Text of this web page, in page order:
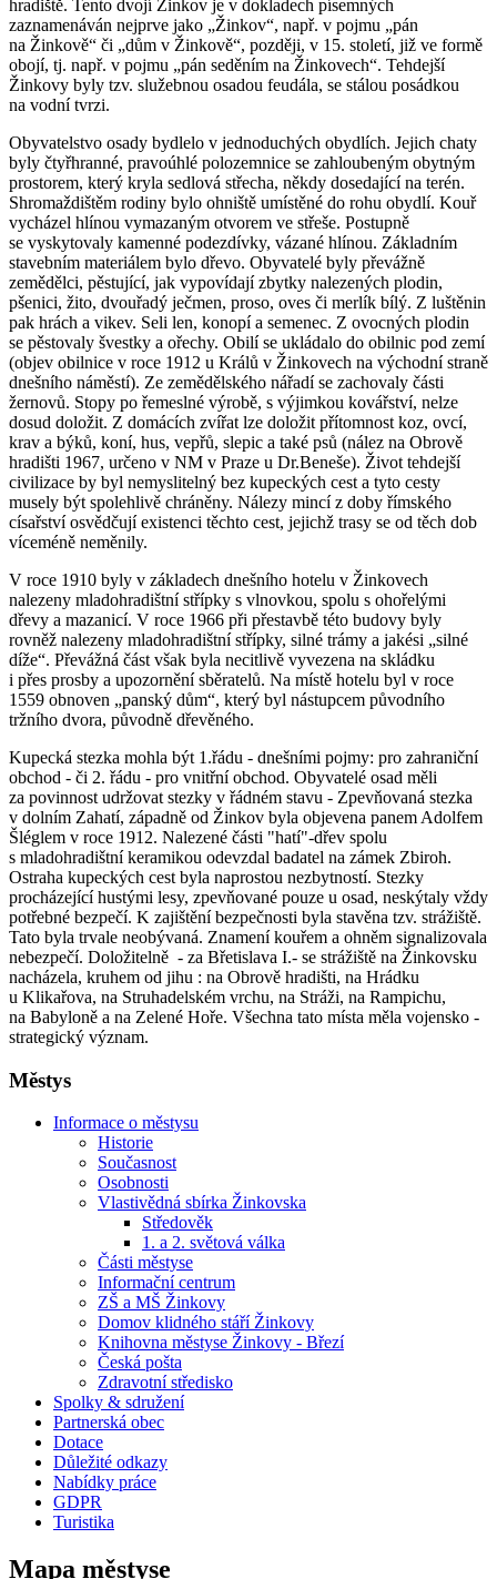
hradiště. Tento dvojí Žinkov je v dokladech písemných
zaznamenáván nejprve jako „Žinkov“, např. v pojmu „pán
na Žinkově“ či „dům v Žinkově“, později, v 15. století, již ve formě
obojí, tj. např. v pojmu „pán seděním na Žinkovech“. Tehdejší
Žinkovy byly tzv. služebnou osadou feudála, se stálou posádkou
na vodní tvrzi.
Obyvatelstvo osady bydlelo v jednoduchých obydlích. Jejich chaty
byly čtyřhranné, pravoúhlé polozemnice se zahloubeným obytným
prostorem, který kryla sedlová střecha, někdy dosedající na terén.
Shromaždištěm rodiny bylo ohniště umístěné do rohu obydlí. Kouř
vycházel hlínou vymazaným otvorem ve střeše. Postupně
se vyskytovaly kamenné podezdívky, vázané hlínou. Základním
stavebním materiálem bylo dřevo. Obyvatelé byly převážně
zemědělci, pěstující, jak vypovídají zbytky nalezených plodin,
pšenici, žito, dvouřadý ječmen, proso, oves či merlík bílý. Z luštěnin
pak hrách a vikev. Seli len, konopí a semenec. Z ovocných plodin
se pěstovaly švestky a ořechy. Obilí se ukládalo do obilnic pod zemí
(objev obilnice v roce 1912 u Králů v Žinkovech na východní straně
dnešního náměstí). Ze zemědělského nářadí se zachovaly části
žernovů. Stopy po řemeslné výrobě, s výjimkou kovářství, nelze
dosud doložit. Z domácích zvířat lze doložit přítomnost koz, ovcí,
krav a býků, koní, hus, vepřů, slepic a také psů (nález na Obrově
hradišti 1967, určeno v NM v Praze u Dr.Beneše). Život tehdejší
civilizace by byl nemyslitelný bez kupeckých cest a tyto cesty
musely být spolehlivě chráněny. Nálezy mincí z doby římského
císařství osvědčují existenci těchto cest, jejichž trasy se od těch dob
víceméně neměnily.
V roce 1910 byly v základech dnešního hotelu v Žinkovech
nalezeny mladohradištní střípky s vlnovkou, spolu s ohořelými
dřevy a mazanicí. V roce 1966 při přestavbě této budovy byly
rovněž nalezeny mladohradištní střípky, silné trámy a jakési „silné
díže“. Převážná část však byla necitlivě vyvezena na skládku
i přes prosby a upozornění sběratelů. Na místě hotelu byl v roce
1559 obnoven „panský dům“, který byl nástupcem původního
tržního dvora, původně dřevěného.
Kupecká stezka mohla být 1.řádu - dnešními pojmy: pro zahraniční
obchod - či 2. řádu - pro vnitřní obchod. Obyvatelé osad měli
za povinnost udržovat stezky v řádném stavu - Zpevňovaná stezka
v dolním Zahatí, západně od Žinkov byla objevena panem Adolfem
Šléglem v roce 1912. Nalezené části "hatí"-dřev spolu
s mladohradištní keramikou odevzdal badatel na zámek Zbiroh.
Ostraha kupeckých cest byla naprostou nezbytností. Stezky
procházející hustými lesy, zpevňované pouze u osad, neskýtaly vždy
potřebné bezpečí. K zajištění bezpečnosti byla stavěna tzv. strážiště.
Tato byla trvale neobývaná. Znamení kouřem a ohněm signalizovala
nebezpečí. Doložitelně - za Břetislava I.- se strážiště na Žinkovsku
nacházela, kruhem od jihu : na Obrově hradišti, na Hrádku
u Klikařova, na Struhadelském vrchu, na Stráži, na Rampichu,
na Babyloně a na Zelené Hoře. Všechna tato místa měla vojensko -
strategický význam.
Městys
Informace o městysu
Historie
Současnost
Osobnosti
Vlastivědná sbírka Žinkovska
Středověk
1. a 2. světová válka
Části městyse
Informační centrum
ZŠ a MŠ Žinkovy
Domov klidného stáří Žinkovy
Knihovna městyse Žinkovy - Březí
Česká pošta
Zdravotní středisko
Spolky & sdružení
Partnerská obec
Dotace
Důležité odkazy
Nabídky práce
GDPR
Turistika
Mapa městyse